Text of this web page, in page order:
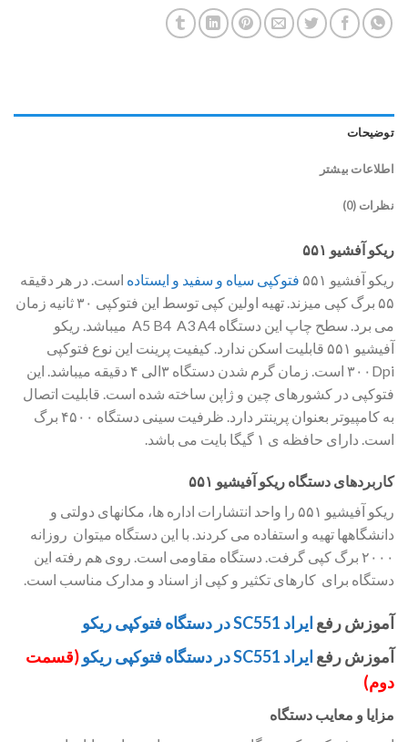
توضیحات
اطلاعات بیشتر
نظرات (0)
ریکو آفشیو ۵۵۱
ریکو آفشیو ۵۵۱
فتوکپی سیاه و سفید و ایستاده است. در هر دقیقه
۵۵ برگ کپی میزند. تهیه اولین کپی توسط این فتوکپی ۳۰ ثانیه زمان
می برد. سطح چاپ این دستگاه A5 B4 A3 A4 میباشد. ریکو
آفیشیو ۵۵۱ قابلیت اسکن ندارد. کیفیت پرینت این نوع فتوکپی
۳۰۰Dpi است. زمان گرم شدن دستگاه ۳الی ۴ دقیقه میباشد. این
فتوکپی در کشورهای چین و ژاپن ساخته شده است. قابلیت اتصال
به کامپیوتر بعنوان پرینتر دارد. ظرفیت سینی دستگاه ۴۵۰۰ برگ
است. دارای حافظه ی ۱ گیگا بایت می باشد.
کاربردهای دستگاه ریکو آفیشیو ۵۵۱
ریکو آفیشیو ۵۵۱ را واحد انتشارات اداره ها، مکانهای دولتی و
دانشگاهها تهیه و استفاده می کردند. با این دستگاه میتوان روزانه
۲۰۰۰ برگ کپی گرفت. دستگاه مقاومی است. روی هم رفته این
دستگاه برای کارهای تکثیر و کپی از اسناد و مدارک مناسب است.
آموزش رفع ایراد SC551 در دستگاه فتوکپی ریکو
آموزش رفع ایراد SC551 در دستگاه فتوکپی ریکو
(قسمت
دوم)
مزایا و معایب دستگاه